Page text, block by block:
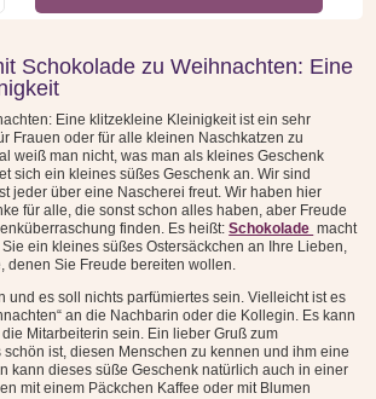
Schokolade zu Weihnachten: Eine
Eine klitzekleine Kleinigkeit ist ein sehr
Frauen oder für alle kleinen Naschkatzen zu
weiß man nicht, was man als kleines Geschenk
sich ein kleines süßes Geschenk an. Wir sind
jeder über eine Nascherei freut. Wir haben hier
für alle, die sonst schon alles haben, aber Freude
finden. Es heißt:Schokolade macht
ein kleines süßes Ostersäckchen an Ihre Lieben,
denen Sie Freude bereiten wollen.
und es soll nichts parfümiertes sein. Vielleicht ist es
an die Nachbarin oder die Kollegin. Es kann
Mitarbeiterin sein. Ein lieber Gruß zum
ist, diesen Menschen zu kennen und ihm eine
kann dieses süße Geschenk natürlich auch in einer
mit einem Päckchen Kaffee oder mit Blumen